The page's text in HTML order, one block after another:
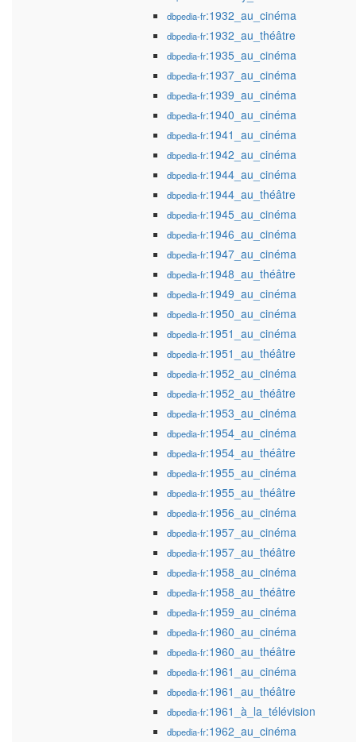
dbpedia-fr:1932_au_cinéma
dbpedia-fr:1932_au_théâtre
dbpedia-fr:1935_au_cinéma
dbpedia-fr:1937_au_cinéma
dbpedia-fr:1939_au_cinéma
dbpedia-fr:1940_au_cinéma
dbpedia-fr:1941_au_cinéma
dbpedia-fr:1942_au_cinéma
dbpedia-fr:1944_au_cinéma
dbpedia-fr:1944_au_théâtre
dbpedia-fr:1945_au_cinéma
dbpedia-fr:1946_au_cinéma
dbpedia-fr:1947_au_cinéma
dbpedia-fr:1948_au_théâtre
dbpedia-fr:1949_au_cinéma
dbpedia-fr:1950_au_cinéma
dbpedia-fr:1951_au_cinéma
dbpedia-fr:1951_au_théâtre
dbpedia-fr:1952_au_cinéma
dbpedia-fr:1952_au_théâtre
dbpedia-fr:1953_au_cinéma
dbpedia-fr:1954_au_cinéma
dbpedia-fr:1954_au_théâtre
dbpedia-fr:1955_au_cinéma
dbpedia-fr:1955_au_théâtre
dbpedia-fr:1956_au_cinéma
dbpedia-fr:1957_au_cinéma
dbpedia-fr:1957_au_théâtre
dbpedia-fr:1958_au_cinéma
dbpedia-fr:1958_au_théâtre
dbpedia-fr:1959_au_cinéma
dbpedia-fr:1960_au_cinéma
dbpedia-fr:1960_au_théâtre
dbpedia-fr:1961_au_cinéma
dbpedia-fr:1961_au_théâtre
dbpedia-fr:1961_à_la_télévision
dbpedia-fr:1962_au_cinéma